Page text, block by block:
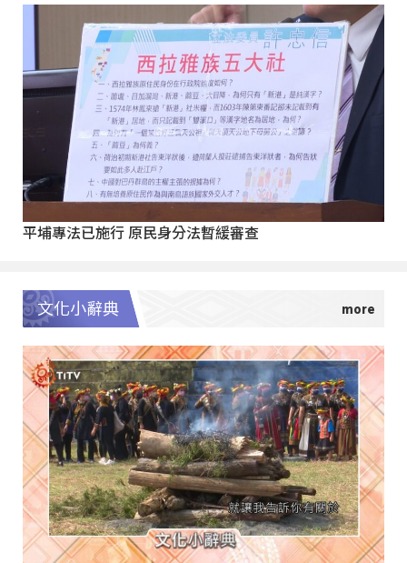
平埔專法已施行 原民身分法暫緩審查
文化小辭典